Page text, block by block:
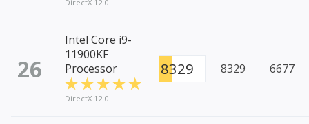
DirectX 12.0
26
Intel Core i9-
11900KF
Processor
DirectX 12.0
8329 8329 6677